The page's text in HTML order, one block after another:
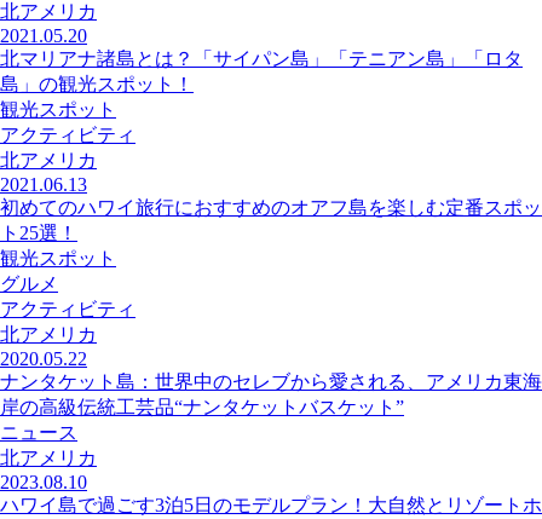
北アメリカ
2021.05.20
北マリアナ諸島とは？「サイパン島」「テニアン島」「ロタ
島」の観光スポット！
観光スポット
アクティビティ
北アメリカ
2021.06.13
初めてのハワイ旅行におすすめのオアフ島を楽しむ定番スポッ
ト25選！
観光スポット
グルメ
アクティビティ
北アメリカ
2020.05.22
ナンタケット島：世界中のセレブから愛される、アメリカ東海
岸の高級伝統工芸品“ナンタケットバスケット”
ニュース
北アメリカ
2023.08.10
ハワイ島で過ごす3泊5日のモデルプラン！大自然とリゾートホ